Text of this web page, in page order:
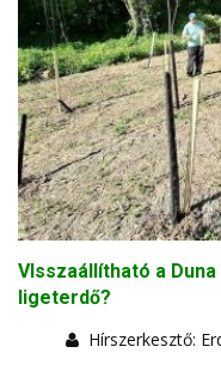
VIsszaállítható a
ligeterdő?
Hírszerkesztő: